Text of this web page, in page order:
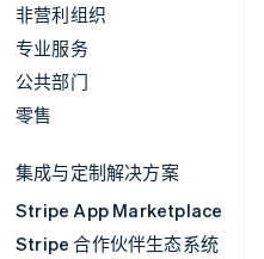
非营利组织
专业服务
公共部门
零售
集成与定制解决方案
Stripe App Marketplace
Stripe 合作伙伴生态系统